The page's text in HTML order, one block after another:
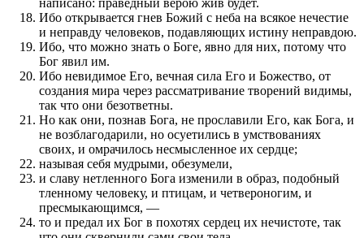
Ибо открывается гнев Божий с неба на всякое нечестие
и неправду человеков, подавляющих истину неправдою.
Ибо, что можно знать о Боге, явно для них, потому что
Бог явил им.
Ибо невидимое Его, вечная сила Его и Божество, от
создания мира через рассматривание творений видимы,
так что они безответны.
Но как они, познав Бога, не прославили Его, как Бога, и
не возблагодарили, но осуетились в умствованиях
своих, и омрачилось несмысленное их сердце;
называя себя мудрыми, обезумели,
и славу нетленного Бога изменили в образ, подобный
тленному человеку, и птицам, и четвероногим, и
пресмыкающимся, —
то и предал их Бог в похотях сердец их нечистоте, так